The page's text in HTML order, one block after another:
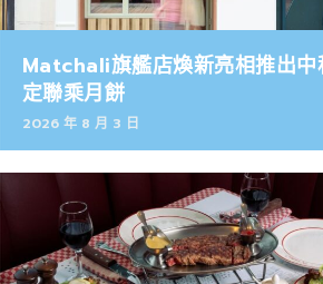
Matchali旗艦店煥新亮相推出中
定聯乘月餅
2026 年 8 月 3 日